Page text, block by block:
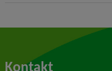
Kontakt